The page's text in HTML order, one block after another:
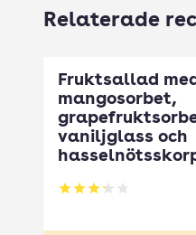
Relaterade
Fruktsallad
mangosorbet,
vaniljglass och
Betyg: 3.2 av 5